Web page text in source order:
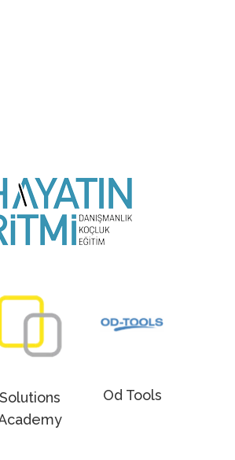
Solutions
Od Tools